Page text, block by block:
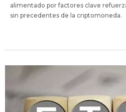
alimentado por factores clave
sin precedentes de la criptomoneda.